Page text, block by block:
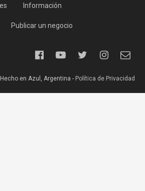
Información
Publicar un negocio
en Azul, Argentina - Política de Privacidad